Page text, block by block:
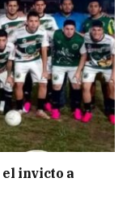
el invicto a